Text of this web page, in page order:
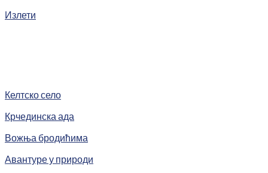
Излети
Келтско село
Крчединска ада
Вожња бродићима
Авантуре у природи